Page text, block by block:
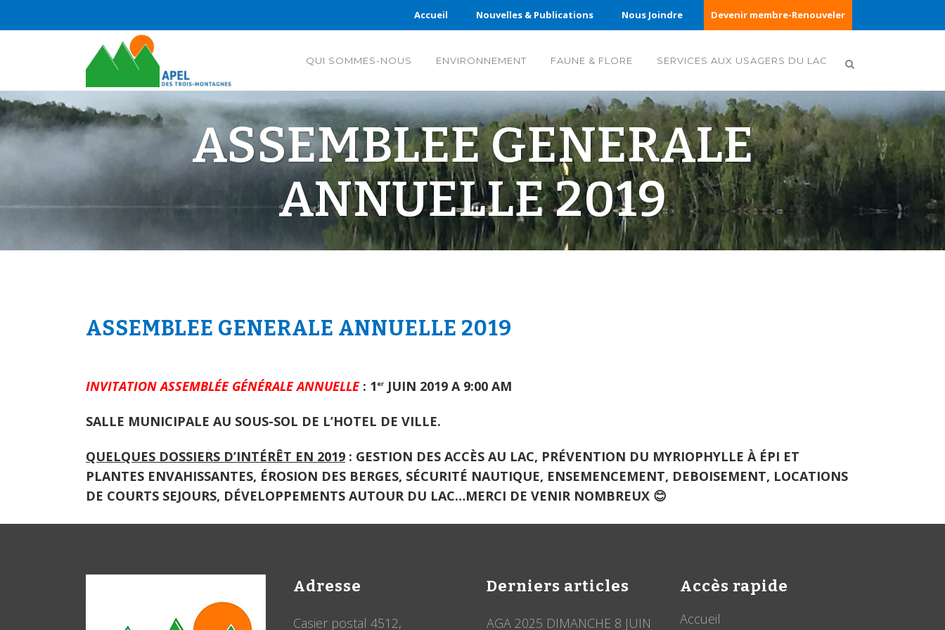
Devenir membre-Renouveler
Nous Joindre
Nouvelles & Publications
Accueil
QUI SOMMES-NOUS ENVIRONNEMENT FAUNE & FLORE SERVICES AUX USAGERS DU LAC
ASSEMBLEE GENERALE
ANNUELLE 2019
ASSEMBLEE GENERALE ANNUELLE 2019
INVITATION ASSEMBLÉE GÉNÉRALE ANNUELLE: 1 er JUIN 2019 A 9:00 AM
SALLE MUNICIPALE AU SOUS-SOL DE L’HOTEL DE VILLE.
QUELQUES DOSSIERS D’INTÉRÊT EN 2019 : GESTION DES ACCÈS AU LAC, PRÉVENTION DU MYRIOPHYLLE À ÉPI ET
PLANTES ENVAHISSANTES, ÉROSION DES BERGES, SÉCURITÉ NAUTIQUE, ENSEMENCEMENT, DEBOISEMENT, LOCATIONS
DE COURTS SEJOURS, DÉVELOPPEMENTS AUTOUR DU LAC…MERCI DE VENIR NOMBREUX 😊
Adresse
Casier postal 4512,
Derniers articles
AGA 2025 DIMANCHE 8 JUIN
Accès rapide
Accueil